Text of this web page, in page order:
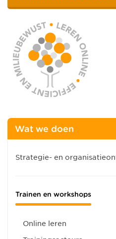
Wat we doen
Strategie- en
Trainen en workshops
Online leren